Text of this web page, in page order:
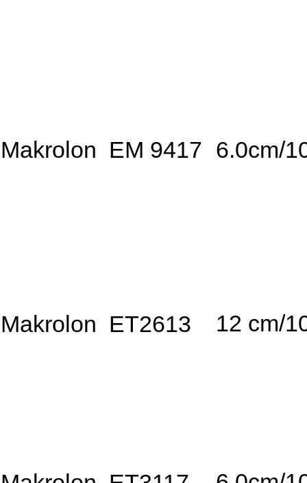
Makrolon EM 9417 6.0cm/
Makrolon ET2613 12 cm/